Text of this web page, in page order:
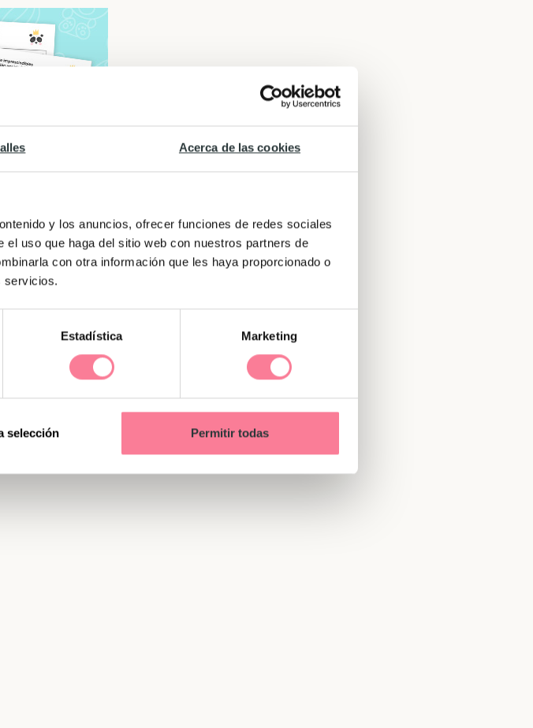
Acerca de las cookies
y los anuncios, ofrecer funciones de redes sociales
uso que haga del sitio web con nuestros partners de
con otra información que les haya proporcionado o
servicios.
Estadística Marketing
selección Permitir todas
les salga bien, por
Aunque disfrutan estando
sus problemas. Dan mucha